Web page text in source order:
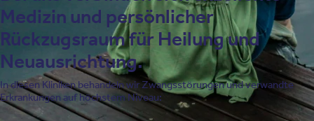
Medizin und persönlicher
Rückzugsraum für Heilung und
Neuausrichtung.
In diesen Kliniken behandeln wir Zwangsstörungen und verwandte
Erkrankungen auf höchstem Niveau: